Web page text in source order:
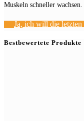
Muskeln schneller
Ja, ich will die
Bestbewertete Produkte